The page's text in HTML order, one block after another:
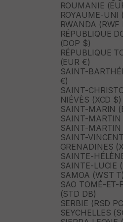
ROUMANIE
ROYAUME-UNI
RWANDA (RWF
RÉPUBLIQUE
(DOP $)
RÉPUBLIQUE
(EUR €)
SAINT-
€)
SAINT-
NIÉVÈS (XCD $)
SAINT-MARIN
SAINT-MARTIN
SAINT-
SAINT-
GRENADINES
SAINTE-
SAINTE-LUCIE
SAMOA (WST T)
SAO TOMÉ-ET-
(STD DB)
SERBIE (RSD
SEYCHELLES